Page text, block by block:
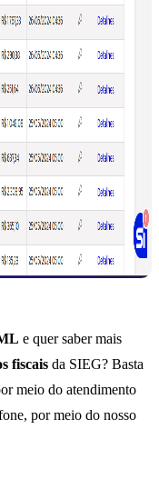
e quer saber mais
fiscais da SIEG? Basta
meio do atendimento
por meio do nosso